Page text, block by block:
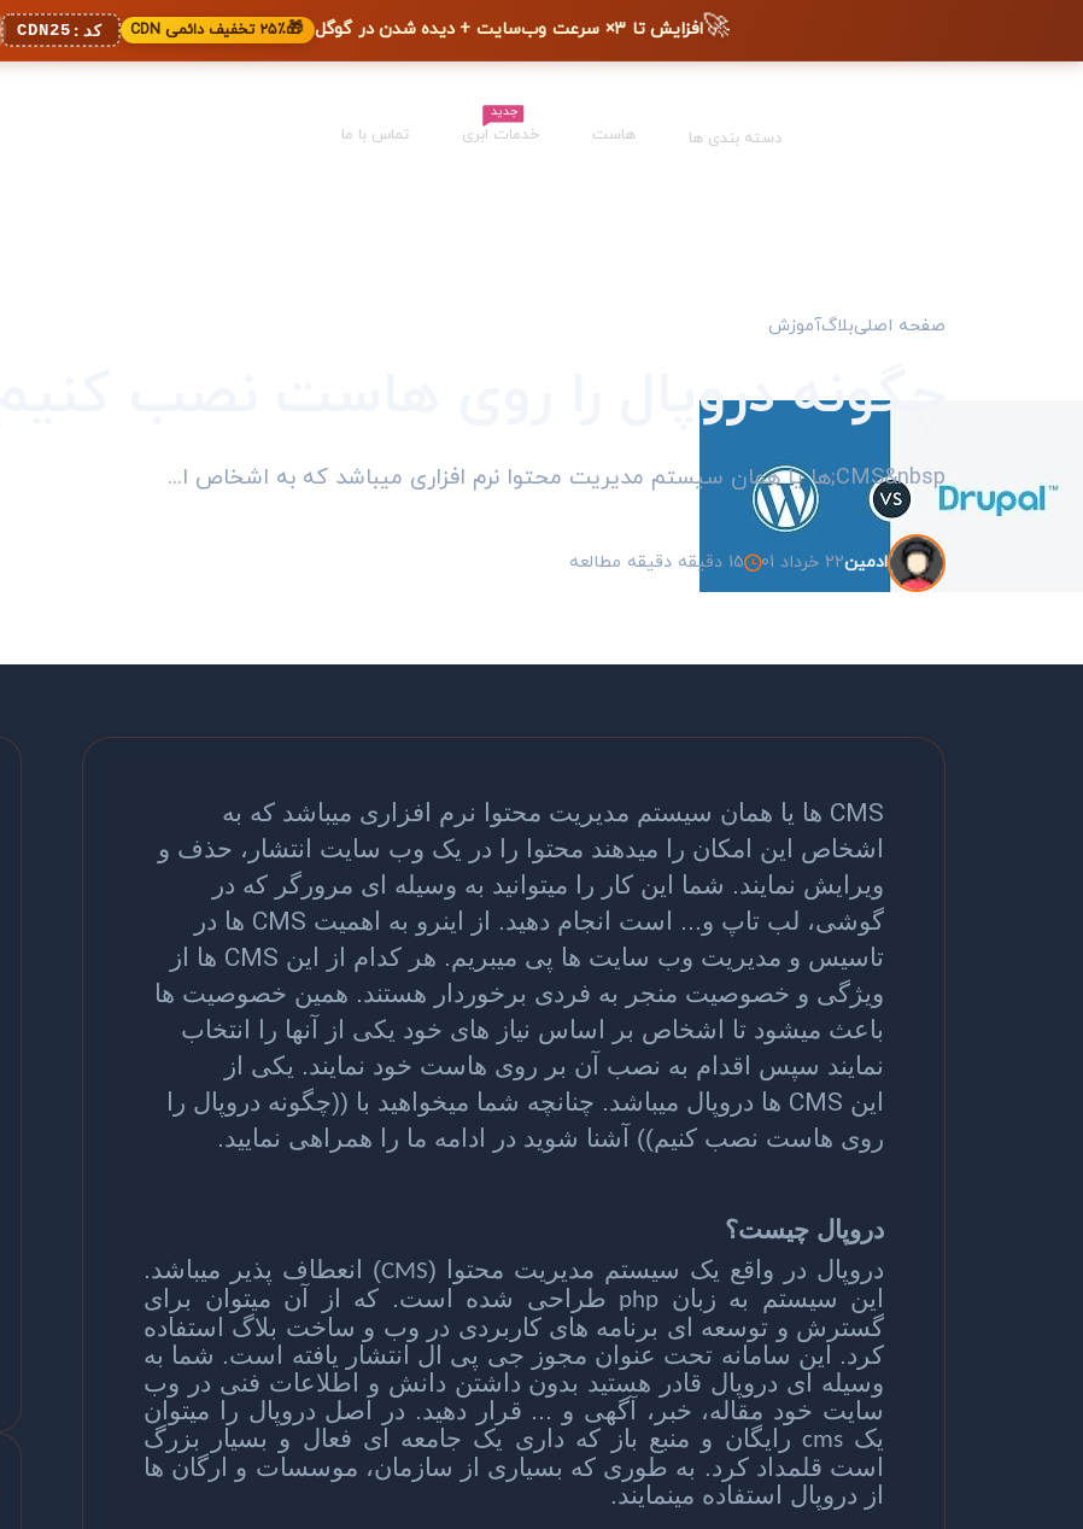
🚀افزایش تا ۳× سرعت وب‌سایت + دیده شدن در گوگل 🎁۲۵٪ تخفیف دائمی CDN کد: CDN25
دسته بندی ها هاست
جدید
خدمات ابری تماس با ما
صفحه اصلیبلاگآموزش
چگونه دروپال را روی هاست نصب کنیم؟
CMS&nbsp;ها یا همان سیستم مدیریت محتوا نرم افزاری میباشد که به اشخاص ا...
ادمین22 خرداد 01 15 دقیقه دقیقه مطالعه
CMS ها یا همان سیستم مدیریت محتوا نرم افزاری میباشد که به
اشخاص این امکان را میدهند محتوا را در یک وب سایت انتشار، حذف و
ویرایش نمایند. شما این کار را میتوانید به وسیله ای مرورگر که در
گوشی، لب تاپ و... است انجام دهید‌. از اینرو به اهمیت CMS ها در
تاسیس و مدیریت وب سایت ها پی میبریم. هر کدام از این CMS ها از
ویژگی و خصوصیت منجر به فردی برخوردار هستند. همین خصوصیت ها
باعث میشود تا اشخاص بر اساس نیاز های خود یکی از آنها را انتخاب
نمایند سپس اقدام به نصب آن بر روی هاست خود نمایند. یکی از
این CMS ها دروپال میباشد. چنانچه شما میخواهید با ((چگونه دروپال را
روی هاست نصب کنیم)) آشنا شوید در ادامه ما را همراهی نمایید.
دروپال چیست؟
دروپال در واقع یک سیستم مدیریت محتوا (CMS) انعطاف پذیر میباشد.
این سیستم به زبان php طراحی شده است. که از آن میتوان برای
گسترش و توسعه ای برنامه های کاربردی در وب و ساخت بلاگ استفاده
کرد. این سامانه تحت عنوان مجوز جی پی ال انتشار یافته است. شما به
وسیله ای دروپال قادر هستید بدون داشتن دانش و اطلاعات فنی در وب
سایت خود مقاله، خبر، آگهی و ... قرار دهید. در اصل دروپال را میتوان
یکcms رایگان و منبع باز که داری یک جامعه ای فعال و بسیار بزرگ
است قلمداد کرد. به طوری که بسیاری از سازمان، موسسات و ارگان ها
از دروپال استفاده مینمایند.